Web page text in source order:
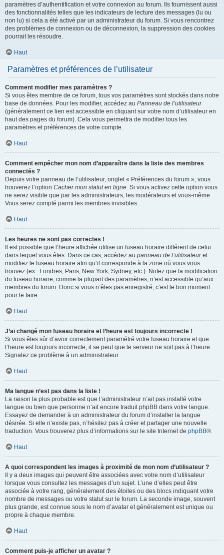
paramètres d’authentification et votre connexion au forum. Ils fournissent aussi
des fonctionnalités telles que les indicateurs de lecture des messages (lu ou
non lu) si cela a été activé par un administrateur du forum. Si vous rencontrez
des problèmes de connexion ou de déconnexion, la suppression des cookies
pourrait les résoudre.
Haut
Paramètres et préférences de l’utilisateur
Comment modifier mes paramètres ?
Si vous êtes membre de ce forum, tous vos paramètres sont stockés dans notre
base de données. Pour les modifier, accédez au Panneau de l’utilisateur
(généralement ce lien est accessible en cliquant sur votre nom d’utilisateur en
haut des pages du forum). Cela vous permettra de modifier tous les
paramètres et préférences de votre compte.
Haut
Comment empêcher mon nom d’apparaître dans la liste des membres
connectés ?
Depuis votre panneau de l’utilisateur, onglet « Préférences du forum », vous
trouverez l’option Cacher mon statut en ligne. Si vous activez cette option vous
ne serez visible que par les administrateurs, les modérateurs et vous-même.
Vous serez compté parmi les membres invisibles.
Haut
Les heures ne sont pas correctes !
Il est possible que l’heure affichée utilise un fuseau horaire différent de celui
dans lequel vous êtes. Dans ce cas, accédez au panneau de l’utilisateuret
modifiez le fuseau horaire afin qu’il corresponde à la zone où vous vous
trouvez (ex : Londres, Paris, New York, Sydney, etc.). Notez que la modification
du fuseau horaire, comme la plupart des paramètres, n’est accessible qu’aux
membres du forum. Donc si vous n’êtes pas enregistré, c’est le bon moment
pour le faire.
Haut
J’ai changé mon fuseau horaire et l’heure est toujours incorrecte !
Si vous êtes sûr d’avoir correctement paramétré votre fuseau horaire et que
l’heure est toujours incorrecte, il se peut que le serveur ne soit pas à l’heure.
Signalez ce problème à un administrateur.
Haut
Ma langue n’est pas dans la liste !
La raison la plus probable est que l’administrateur n’ait pas installé votre
langue ou bien que personne n’ait encore traduit phpBB dans votre langue.
Essayez de demander à un administrateur du forum d’installer la langue
désirée. Si elle n’existe pas, n’hésitez pas à créer et partager une nouvelle
traduction. Vous trouverez plus d’informations sur le site Internet de phpBB®.
Haut
A quoi correspondent les images à proximité de mon nom d’utilisateur ?
Il y a deux images qui peuvent être associées avec votre nom d’utilisateur
lorsque vous consultez les messages d’un sujet. L’une d’elles peut être
associée à votre rang, généralement des étoiles ou des blocs indiquant votre
nombre de messages ou votre statut sur le forum. La seconde image, souvent
plus grande, est connue sous le nom d’avatar et généralement est unique ou
propre à chaque membre.
Haut
Comment puis-je afficher un avatar ?